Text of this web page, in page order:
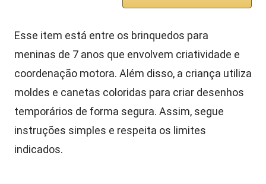
Esse item está entre os brinquedos para
meninas de 7 anos que envolvem criatividade e
coordenação motora. Além disso, a criança utiliza
moldes e canetas coloridas para criar desenhos
temporários de forma segura. Assim, segue
instruções simples e respeita os limites
indicados.